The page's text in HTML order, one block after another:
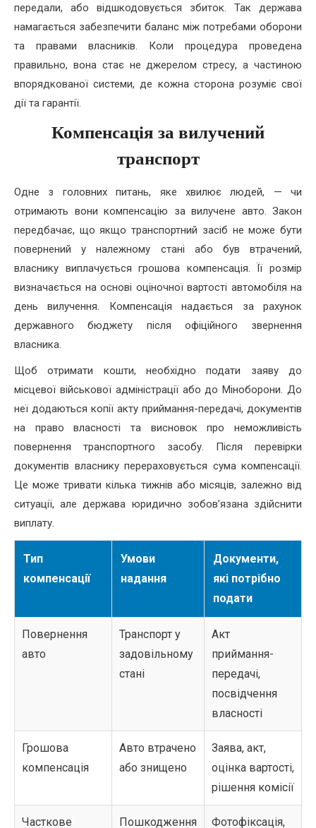
передали, або відшкодовується збиток. Так держава
намагається забезпечити баланс між потребами оборони
та правами власників. Коли процедура проведена
правильно, вона стає не джерелом стресу, а частиною
впорядкованої системи, де кожна сторона розуміє свої
дії та гарантії.
Компенсація за вилучений
транспорт
Одне з головних питань, яке хвилює людей, — чи
отримають вони компенсацію за вилучене авто. Закон
передбачає, що якщо транспортний засіб не може бути
повернений у належному стані або був втрачений,
власнику виплачується грошова компенсація. Її розмір
визначається на основі оціночної вартості автомобіля на
день вилучення. Компенсація надається за рахунок
державного бюджету після офіційного звернення
власника.
Щоб отримати кошти, необхідно подати заяву до
місцевої військової адміністрації або до Міноборони. До
неї додаються копії акту приймання-передачі, документів
на право власності та висновок про неможливість
повернення транспортного засобу. Після перевірки
документів власнику перераховується сума компенсації.
Це може тривати кілька тижнів або місяців, залежно від
ситуації, але держава юридично зобов’язана здійснити
виплату.
Тип
компенсації
Умови
надання
Документи,
які потрібно
подати
Повернення
авто
Транспорт у
задовільному
стані
Акт
приймання-
передачі,
посвідчення
власності
Грошова
компенсація
Авто втрачено
або знищено
Заява, акт,
оцінка вартості,
рішення комісії
Часткове Пошкодження Фотофіксація,